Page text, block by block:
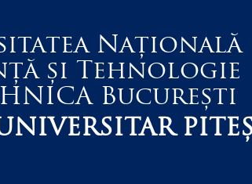
Națională
și Tehnologie
București